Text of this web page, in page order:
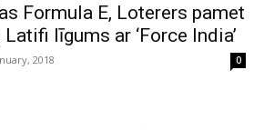
Formula E, Loterers pamet
līgums ar ‘Force India’
2018 0